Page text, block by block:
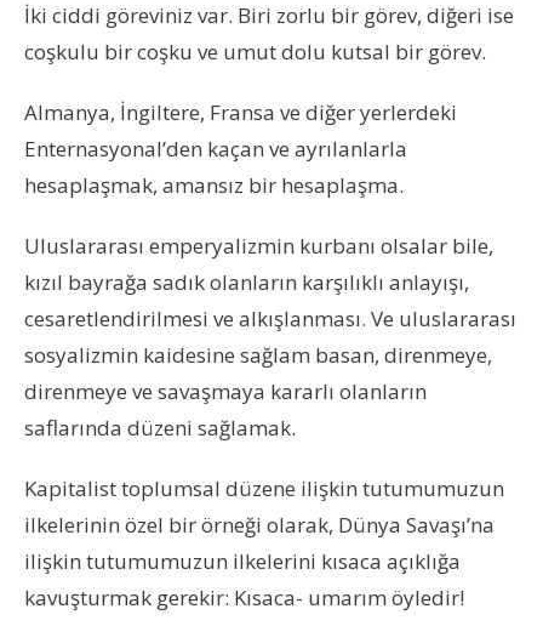
İki ciddi göreviniz var. Biri zorlu bir görev, diğeri ise
coşkulu bir coşku ve umut dolu kutsal bir görev.
Almanya, İngiltere, Fransa ve diğer yerlerdeki
Enternasyonal’den kaçan ve ayrılanlarla
hesaplaşmak, amansız bir hesaplaşma.
Uluslararası emperyalizmin kurbanı olsalar bile,
kızıl bayrağa sadık olanların karşılıklı anlayışı,
cesaretlendirilmesi ve alkışlanması. Ve uluslararası
sosyalizmin kaidesine sağlam basan, direnmeye,
direnmeye ve savaşmaya kararlı olanların
saflarında düzeni sağlamak.
Kapitalist toplumsal düzene ilişkin tutumumuzun
ilkelerinin özel bir örneği olarak, Dünya Savaşı’na
ilişkin tutumumuzun ilkelerini kısaca açıklığa
kavuşturmak gerekir: Kısaca- umarım öyledir!